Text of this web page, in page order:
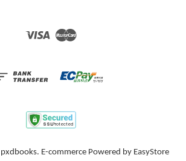
Visa Master
E-commerce Powered by EasyStore